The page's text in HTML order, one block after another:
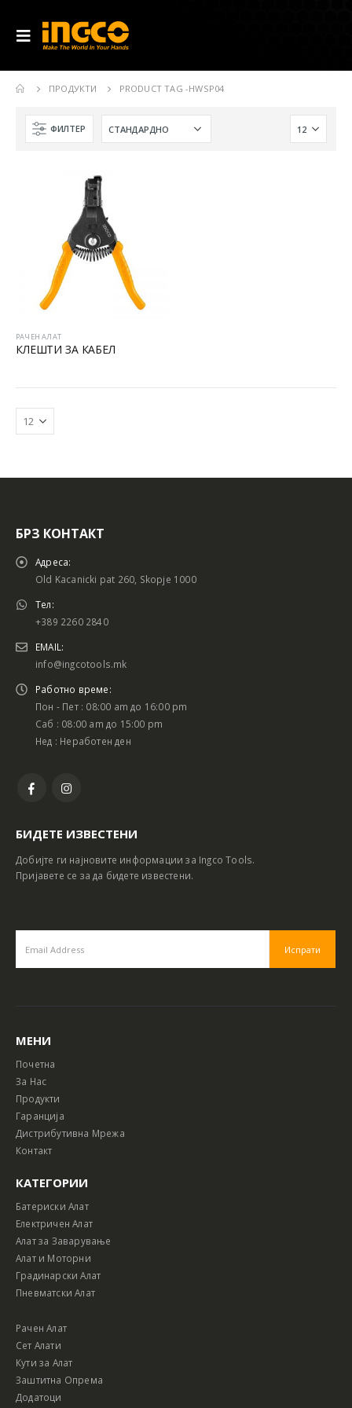
ПРОДУКТИ PRODUCT TAG -HWSP04
ФИЛТЕР
РАЧЕН АЛАТ
КЛЕШТИ ЗА КАБЕЛ
БРЗ КОНТАКТ
Адреса:
Old Kacanicki pat 260, Skopje 1000
Тел:
+389 2260 2840
EMAIL:
info@ingcotools.mk
Работно време:
Пон - Пет : 08:00 am до 16:00 pm
Саб : 08:00 am до 15:00 pm
Нед : Неработен ден
БИДЕТЕ ИЗВЕСТЕНИ
Добијте ги најновите информации за Ingco Tools.
Пријавете се за да бидете известени.
МЕНИ
Почетна
За Нас
Продукти
Гаранција
Дистрибутивна Мрежа
Контакт
КАТЕГОРИИ
Батериски Алат
Електричен Алат
Алат за Заварување
Алат и Моторни
Градинарски Алат
Пневматски Алат
Рачен Алат
Сет Алати
Кути за Алат
Заштитна Опрема
Додатоци